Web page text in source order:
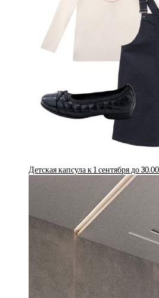
Детская капсула к 1 сентября до